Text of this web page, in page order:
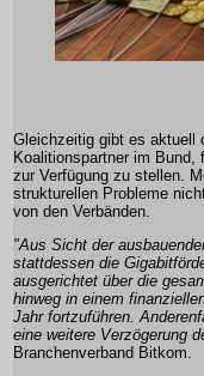
Gleichzeitig gibt es aktuell
Koalitionspartner im Bund,
zur Verfügung zu stellen.
strukturellen Probleme
von den Verbänden.
"Aus Sicht der
stattdessen die
ausgerichtet über die
hinweg in einem
Jahr fortzuführen.
eine weitere Verzögerung
Branchenverband Bitkom.